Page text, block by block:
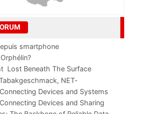
smartphone
 Lost Beneath The Surface
NET-
Leistung imDevices and Systems
Devices and Sharing